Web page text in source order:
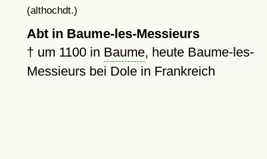
(althochdt.)
Abt in Baume-les-Messieurs
† um 1100in Baume, heute Baume-les-
Messieurs bei Dole in Frankreich